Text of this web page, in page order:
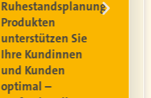
Ruhestandsplanungund
Produkten
unterstützen Sie
Ihre Kundinnen
und Kunden
optimal –